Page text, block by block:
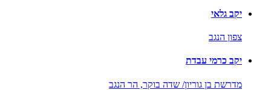
יקב גלאי
צפון הנגב
יקב כרמי עבדת
מדרשת בן גוריון/ שדה בוקר, הר הנגב